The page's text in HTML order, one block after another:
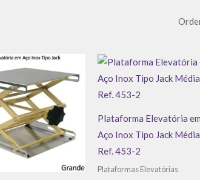
Plataforma Elevatória em
Aço Inox Tipo Jack Média
Ref. 453-2
Plataformas Elevatórias